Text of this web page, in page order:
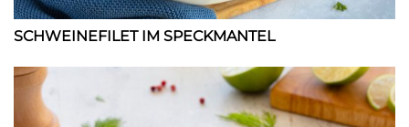
SCHWEINEFILET IM SPECKMANTEL